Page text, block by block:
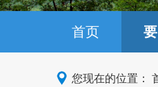
首页
您现在的位置：